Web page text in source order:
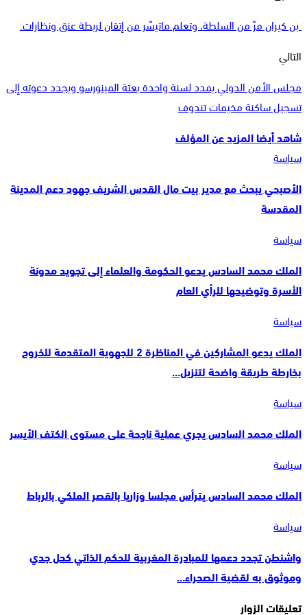
بن كيران مرّ من السلطة، وتعلم ماتيسّر من إتقان لربطة عنق ونظارات.
التالي
مجلس الأمن الدولي يمدد لسنة واحدة بعثة المينورسو ويجدد دعوته إلى
تسجيل ساكنة مخيمات تندوف
شاهد أيضاالمزيد عن المؤلف
سياسة
الأصبحي يبحث مع مدير بيت مال القدس الشريف جهود دعم المدينة
المقدسة
سياسة
الملك محمد السادس يدعو الحكومة والعلماء إلى تجويد مدونة
الأسرة وتوضيحها للرأي العام
سياسة
الملك يدعو المشاركين في المناظرة 2 للجهوية المتقدمة للخروج
بخارطة طريقة واضحة لتنزيل…
سياسة
الملك محمد السادس يجري عملية ناجحة على مستوى الكتف الأيسر
سياسة
الملك محمد السادس يترأس مجلسا وزاريا بالقصر الملكي بالرباط
سياسة
واشنطن تجدد دعمها للمبادرة المغربية للحكم الذاتي كحل جدي
وموثوق به لقضية الصحراء…
تعليقات الزوار